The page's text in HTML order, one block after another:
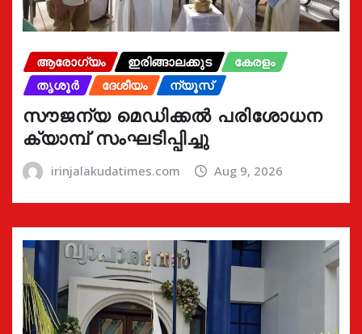
ആരോഗ്യം ഇരിങ്ങാലക്കുട
കേരളം
തൃശൂർ
ദേശീയം ന്യൂസ്
സൗജന്യ മെഡിക്കൽ പരിശോധന
ക്യാമ്പ് സംഘടിപ്പിച്ചു
irinjalakudatimes.com Aug 9, 2026